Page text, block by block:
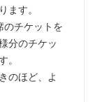
ます。
のチケットを
分のチケッ
。
のほど、よ